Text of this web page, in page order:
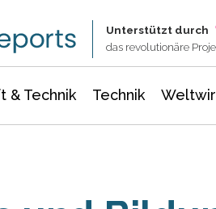
Unterstützt durch
das revolutionäre
& Technik Technik